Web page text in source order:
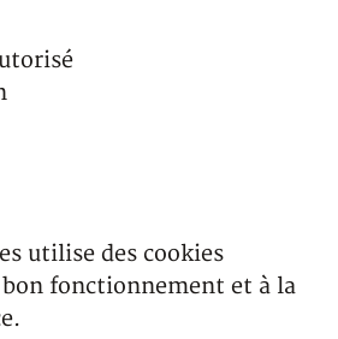
utilise des cookies
bon fonctionnement et à la